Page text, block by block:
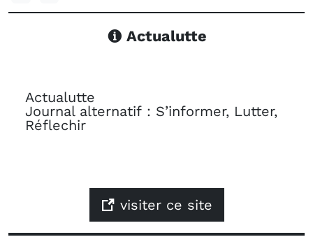
Actualutte
Actualutte
Journal alternatif : S’informer, Lutter,
Réflechir
visiter ce site